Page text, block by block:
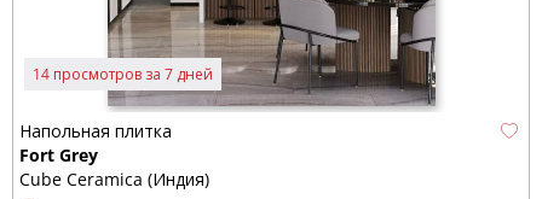
14 просмотров за 7 дней
Напольная плитка
Fort Grey
Cube Ceramica (Индия)